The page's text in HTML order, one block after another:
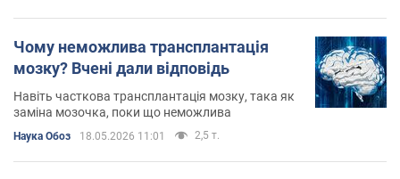
Чому неможлива трансплантація
мозку? Вчені дали відповідь
Навіть часткова трансплантація мозку, така як
заміна мозочка, поки що неможлива
Наука Обоз 18.05.2026 11:01 2,5 т.